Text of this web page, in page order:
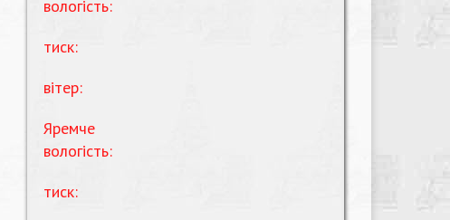
вологість:
тиск:
вітер:
Яремче
вологість:
тиск: